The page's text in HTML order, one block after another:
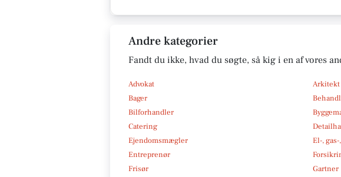
Andre kategorier
Fandt du ikke, hvad du søgte, så kig i en af vores
Advokat Arkitekt
Bager
Bilforhandler
Catering
Ejendomsmægler
El-,
Entreprenør
Frisør
Gartner